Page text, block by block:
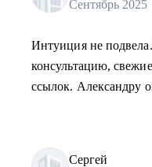
Сентябрь 2025
Интуиция не
консультацию,
ссылок. Александру
Сергей